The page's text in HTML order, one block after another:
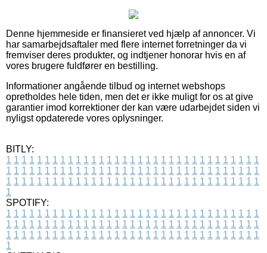
Denne hjemmeside er finansieret ved hjælp af annoncer. Vi
har samarbejdsaftaler med flere internet forretninger da vi
fremviser deres produkter, og indtjener honorar hvis en af
vores brugere fuldfører en bestilling.
Informationer angående tilbud og internet webshops
opretholdes hele tiden, men det er ikke muligt for os at give
garantier imod korrektioner der kan være udarbejdet siden vi
nyligst opdaterede vores oplysninger.
BITLY:
1 1 1 1 1 1 1 1 1 1 1 1 1 1 1 1 1 1 1 1 1 1 1 1 1 1 1 1 1 1 1 1 1
1 1 1 1 1 1 1 1 1 1 1 1 1 1 1 1 1 1 1 1 1 1 1 1 1 1 1 1 1 1 1 1 1
1 1 1 1 1 1 1 1 1 1 1 1 1 1 1 1 1 1 1 1 1 1 1 1 1 1 1 1 1 1 1 1 1
1
SPOTIFY:
1 1 1 1 1 1 1 1 1 1 1 1 1 1 1 1 1 1 1 1 1 1 1 1 1 1 1 1 1 1 1 1 1
1 1 1 1 1 1 1 1 1 1 1 1 1 1 1 1 1 1 1 1 1 1 1 1 1 1 1 1 1 1 1 1 1
1 1 1 1 1 1 1 1 1 1 1 1 1 1 1 1 1 1 1 1 1 1 1 1 1 1 1 1 1 1 1 1 1
1